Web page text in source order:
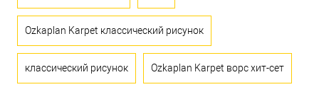
Ozkaplan Karpet классический рисунок
классический рисунок Ozkaplan Karpet ворс хит-сет